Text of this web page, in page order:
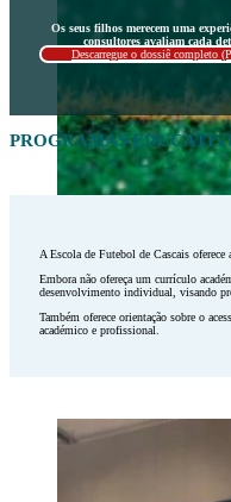
Os seus filhos merecem uma
consultores avaliam cada
Descarregue o dossiê completo
PROGRAMAS
A Escola de Futebol de Cascais
Embora não ofereça um currículo
desenvolvimento individual, visando
Também oferece orientação sobre o
académico e profissional.